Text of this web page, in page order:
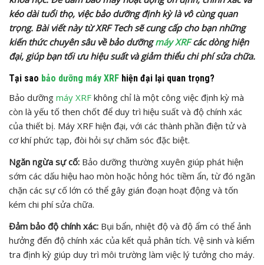
kéo dài tuổi thọ, việc bảo dưỡng định kỳ là vô cùng quan
trọng. Bài viết này từ XRF Tech sẽ cung cấp cho bạn những
kiến thức chuyên sâu về bảo dưỡngmáy XRFcác dòng hiện
đại, giúp bạn tối ưu hiệu suất và giảm thiểu chi phí sửa chữa.
Tại sao bảo dưỡng máy XRF hiện đại lại quan trọng?
Bảo dưỡng máy XRF không chỉ là một công việc định kỳ mà
còn là yếu tố then chốt để duy trì hiệu suất và độ chính xác
của thiết bị. Máy XRF hiện đại, với các thành phần điện tử và
cơ khí phức tạp, đòi hỏi sự chăm sóc đặc biệt.
Ngăn ngừa sự cố: Bảo dưỡng thường xuyên giúp phát hiện
sớm các dấu hiệu hao mòn hoặc hỏng hóc tiềm ẩn, từ đó ngăn
chặn các sự cố lớn có thể gây gián đoạn hoạt động và tốn
kém chi phí sửa chữa.
Đảm bảo độ chính xác: Bụi bẩn, nhiệt độ và độ ẩm có thể ảnh
hưởng đến độ chính xác của kết quả phân tích. Vệ sinh và kiểm
tra định kỳ giúp duy trì môi trường làm việc lý tưởng cho máy.